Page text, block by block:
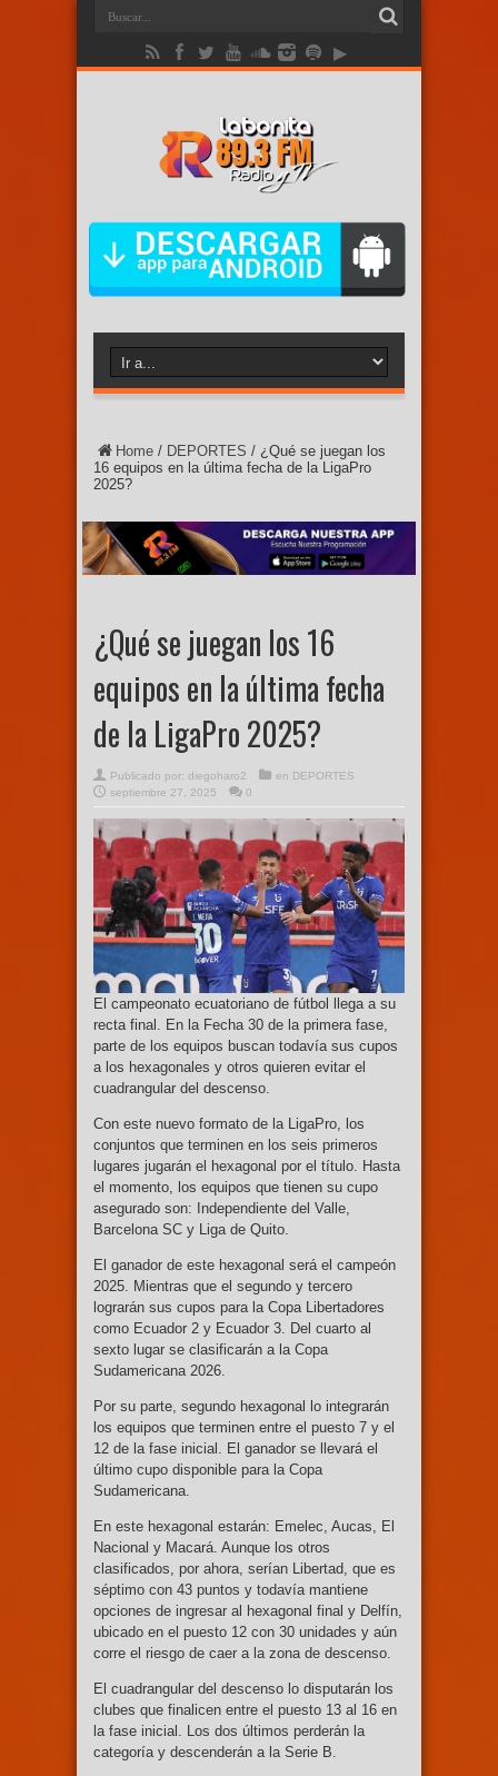
Home / DEPORTES / ¿Qué se juegan los
16 equipos en la última fecha de la LigaPro
2025?
¿Qué se juegan los 16
equipos en la última fecha
de la LigaPro 2025?
Publicado por: diegoharo2 en DEPORTES
septiembre 27, 2025
0
El campeonato ecuatoriano de fútbol llega a su
recta final. En la Fecha 30 de la primera fase,
parte de los equipos buscan todavía sus cupos
a los hexagonales y otros quieren evitar el
cuadrangular del descenso.
Con este nuevo formato de la LigaPro, los
conjuntos que terminen en los seis primeros
lugares jugarán el hexagonal por el título. Hasta
el momento, los equipos que tienen su cupo
asegurado son: Independiente del Valle,
Barcelona SC y Liga de Quito.
El ganador de este hexagonal será el campeón
2025. Mientras que el segundo y tercero
lograrán sus cupos para la Copa Libertadores
como Ecuador 2 y Ecuador 3. Del cuarto al
sexto lugar se clasificarán a la Copa
Sudamericana 2026.
Por su parte, segundo hexagonal lo integrarán
los equipos que terminen entre el puesto 7 y el
12 de la fase inicial. El ganador se llevará el
último cupo disponible para la Copa
Sudamericana.
En este hexagonal estarán: Emelec, Aucas, El
Nacional y Macará. Aunque los otros
clasificados, por ahora, serían Libertad, que es
séptimo con 43 puntos y todavía mantiene
opciones de ingresar al hexagonal final y Delfín,
ubicado en el puesto 12 con 30 unidades y aún
corre el riesgo de caer a la zona de descenso.
El cuadrangular del descenso lo disputarán los
clubes que finalicen entre el puesto 13 al 16 en
la fase inicial. Los dos últimos perderán la
categoría y descenderán a la Serie B.